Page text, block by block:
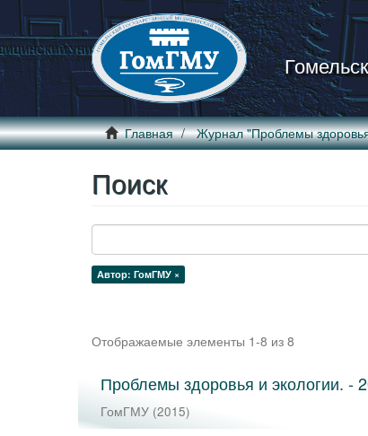
Главная Журнал "Проблемы
Поиск
Автор: ГомГМУ ×
Отображаемые элементы 1-8 из 8
Проблемы здоровья и экологии.
ГомГМУ (2015)